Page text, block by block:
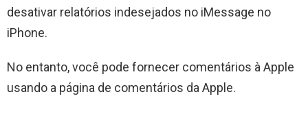
desativar relatórios indesejados no iMessage no
iPhone.
No entanto, você pode fornecer comentários à Apple
usando a página de comentários da Apple.